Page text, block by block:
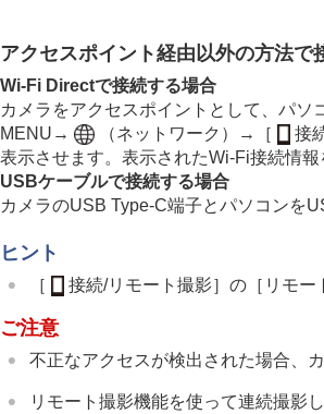
アクセスポイント経由以外の方法で
Wi-Fi Directで接続する場合
カメラをアクセスポイントとして、パソ
MENU → （ネットワーク ）→ ［ 接
表示させます。表示されたWi-Fi接続情
USBケーブルで接続する場合
カメラのUSB Type-C端子とパソコンを
ヒント
［ 接続/リモート撮影］の ［リモー
ご注意
不正なアクセスが検出された場合、
リモート撮影機能を使って連続撮影